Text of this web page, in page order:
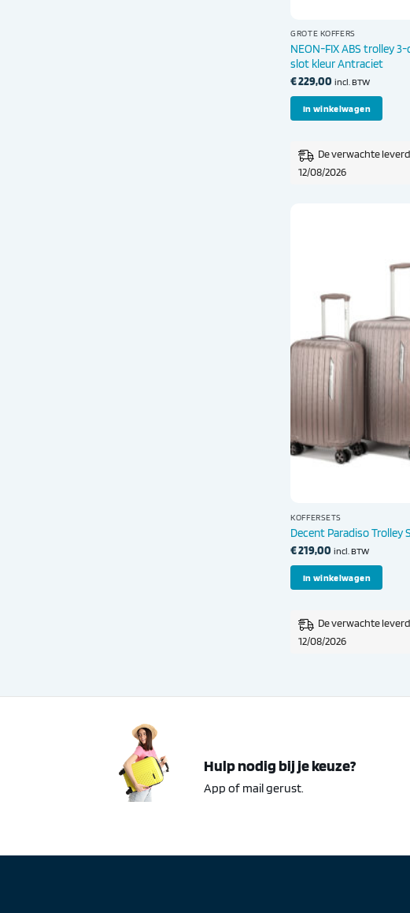
GROTE KOFFERS
NEON-FIX ABS trolley
slot kleur Antraciet
€229,00 incl. BTW
In winkelwagen
De verwachte
12/08/2026
KOFFERSETS
Decent Paradiso Trolley
€219,00 incl. BTW
In winkelwagen
De verwachte
12/08/2026
Hulp nodig bij je keuze?
App of mail gerust.